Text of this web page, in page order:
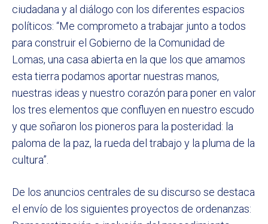
ciudadana y al diálogo con los diferentes espacios
políticos: “Me comprometo a trabajar junto a todos
para construir el Gobierno de la Comunidad de
Lomas, una casa abierta en la que los que amamos
esta tierra podamos aportar nuestras manos,
nuestras ideas y nuestro corazón para poner en valor
los tres elementos que confluyen en nuestro escudo
y que soñaron los pioneros para la posteridad: la
paloma de la paz, la rueda del trabajo y la pluma de la
cultura”.
De los anuncios centrales de su discurso se destaca
el envío de los siguientes proyectos de ordenanzas: